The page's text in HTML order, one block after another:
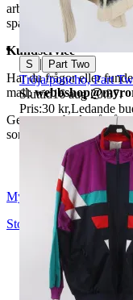
arbetsdagar. När din
spårningsnummer av
Kundservice
Har du frågor eller
mail:
Genom att buda på
som du hittar på vår
Myrorna
Stockholm,Sverige
S | Part Two
Tröja/poncho, Part
Sluttid16 aug 20:37.
Pris:30 kr,Ledande